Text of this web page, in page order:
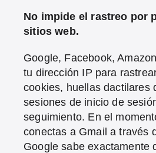
No impide el rastreo por
sitios web.
Google, Facebook,
tu dirección IP para
cookies, huellas dactilares
sesiones de inicio de
seguimiento. En el
conectas a Gmail a través
Google sabe exactamente